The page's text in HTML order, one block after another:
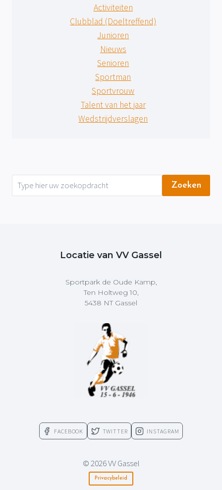
Activiteiten
Clubblad (Doeltreffend)
Junioren
Nieuws
Senioren
Sportman
Sportvrouw
Talent van het jaar
Wedstrijdverslagen
Zoeken
Locatie van VV Gassel
Sportpark de Oude Kamp,
Ten Holtweg 10,
5438 NT Gassel
FACEBOOK TWITTER INSTAGRAM
© 2026 VV Gassel
Privacybeleid